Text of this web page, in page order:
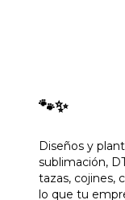
🐾✨
Diseños y
sublimación,
tazas, cojines,
lo que tu